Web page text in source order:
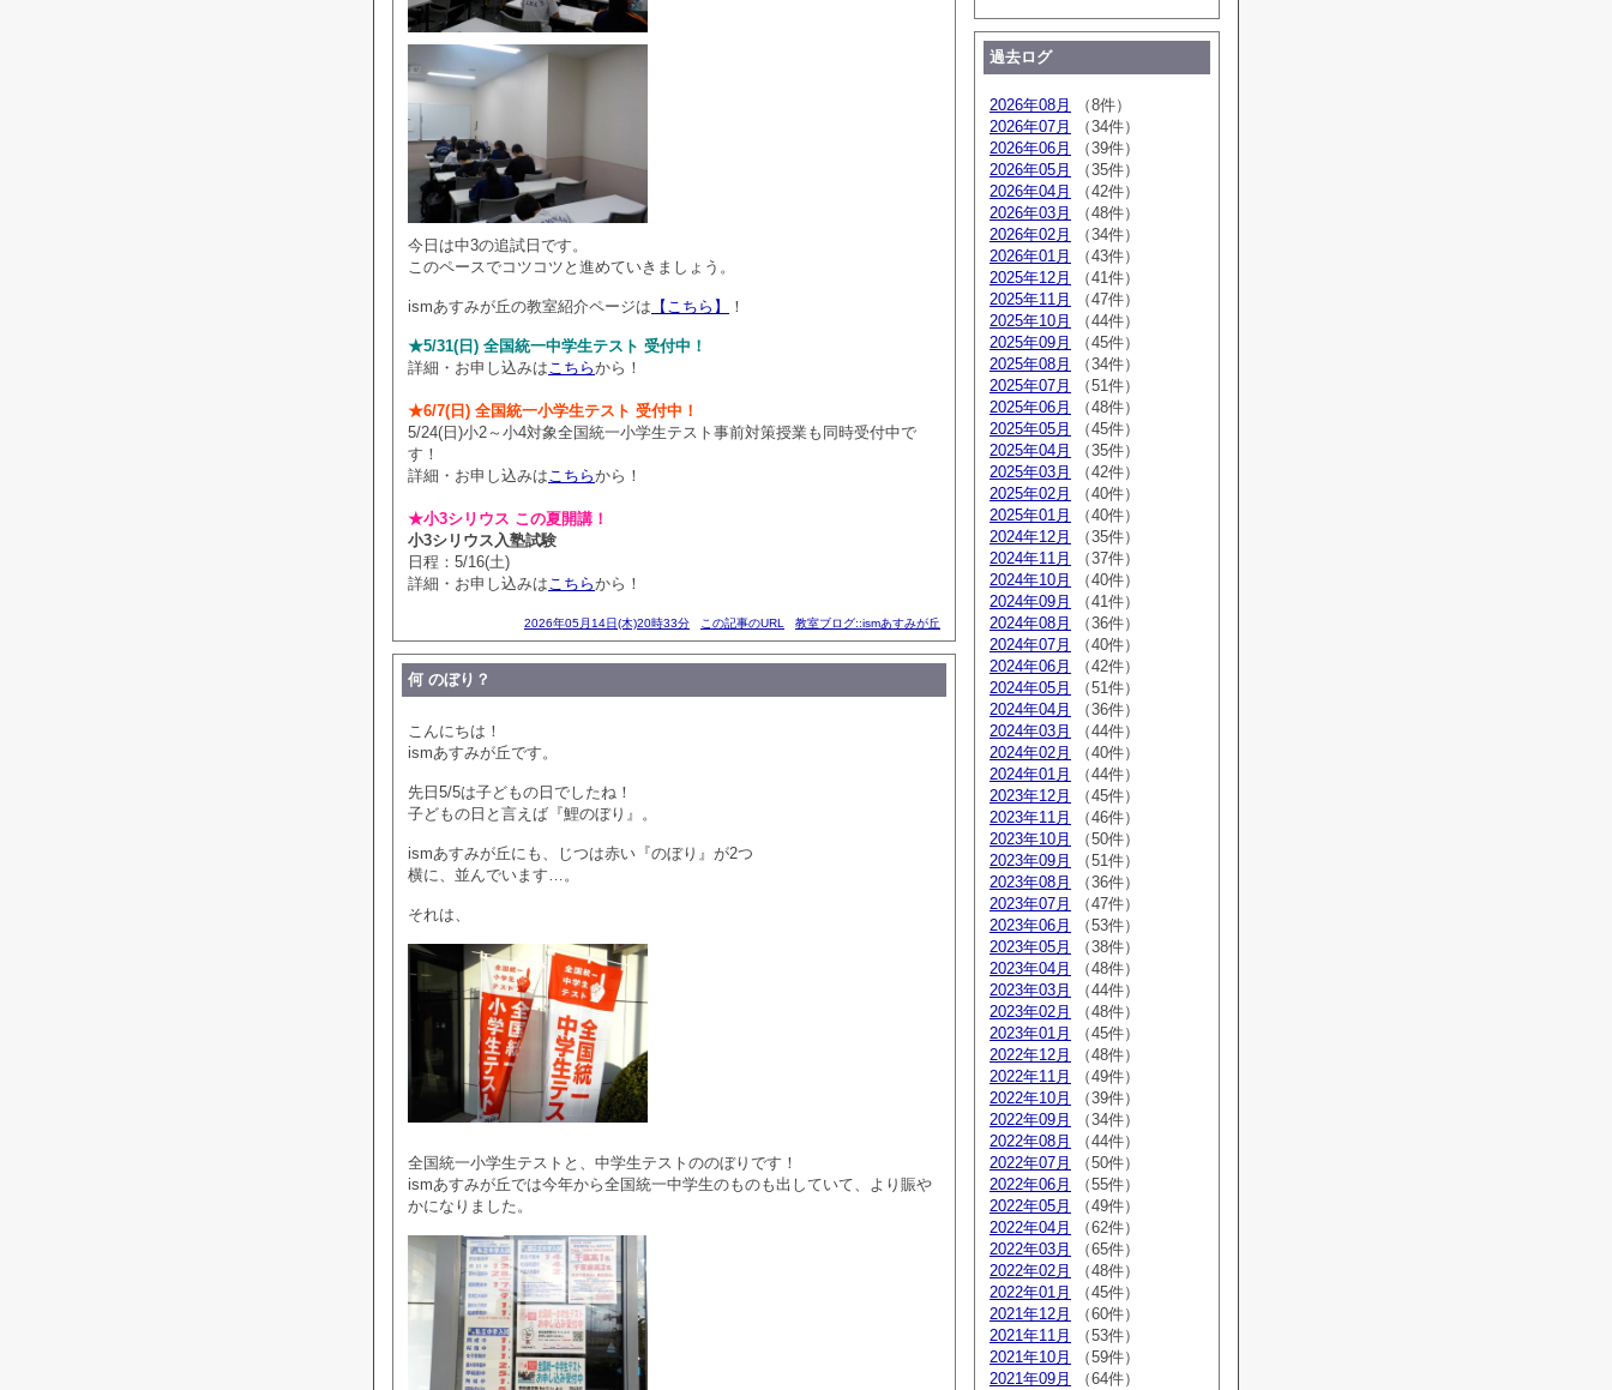
今日は中3の追試日です。
このペースでコツコツと進めていきましょう。
ismあすみが丘の教室紹介ページは 【こちら】 ！
★5/31(日) 全国統一中学生テスト 受付中！
詳細・お申し込みはこちらから！
★6/7(日) 全国統一小学生テスト 受付中！
5/24(日)小2～小4対象全国統一小学生テスト事前対策授業も同時受付中で
す！
詳細・お申し込みはこちらから！
★小3シリウス この夏開講！
小3シリウス入塾試験
日程：5/16(土)
詳細・お申し込みはこちらから！
2026年05月14日(木)20時33分 この記事のURL 教室ブログ::ismあすみが丘
何 のぼり？
こんにちは！
ismあすみが丘です。
先日5/5は子どもの日でしたね！
子どもの日と言えば『鯉のぼり』。
ismあすみが丘にも、じつは赤い『のぼり』が2つ
横に、並んでいます…。
それは、
全国統一小学生テストと、中学生テストののぼりです！
ismあすみが丘では今年から全国統一中学生のものも出していて、より賑や
かになりました。
過去ログ
2026年08月
（8件）
2026年07月
（34件）
2026年06月
（39件）
2026年05月
（35件）
2026年04月
（42件）
2026年03月
（48件）
2026年02月
（34件）
2026年01月
（43件）
2025年12月
（41件）
2025年11月
（47件）
2025年10月
（44件）
2025年09月
（45件）
2025年08月
（34件）
2025年07月
（51件）
2025年06月
（48件）
2025年05月
（45件）
2025年04月
（35件）
2025年03月
（42件）
2025年02月
（40件）
2025年01月
（40件）
2024年12月
（35件）
2024年11月
（37件）
2024年10月
（40件）
2024年09月
（41件）
2024年08月
（36件）
2024年07月
（40件）
2024年06月
（42件）
2024年05月
（51件）
2024年04月
（36件）
2024年03月
（44件）
2024年02月
（40件）
2024年01月
（44件）
2023年12月
（45件）
2023年11月
（46件）
2023年10月
（50件）
2023年09月
（51件）
2023年08月
（36件）
2023年07月
（47件）
2023年06月
（53件）
2023年05月
（38件）
2023年04月
（48件）
2023年03月
（44件）
2023年02月
（48件）
2023年01月
（45件）
2022年12月
（48件）
2022年11月
（49件）
2022年10月
（39件）
2022年09月
（34件）
2022年08月
（44件）
2022年07月
（50件）
2022年06月
（55件）
2022年05月
（49件）
2022年04月
（62件）
2022年03月
（65件）
2022年02月
（48件）
2022年01月
（45件）
2021年12月
（60件）
2021年11月
（53件）
2021年10月
（59件）
2021年09月
（64件）